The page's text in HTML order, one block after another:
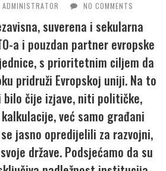
ADMINISTRATOR NO COMMENTS
suverena i sekularna
a i pouzdan partner evropske
s prioritetnim ciljem da
pridruži Evropskoj uniji. Na to
čije izjave, niti političke,
već samo građani
jasno opredijelili za razvojni,
države. Podsjećamo da su